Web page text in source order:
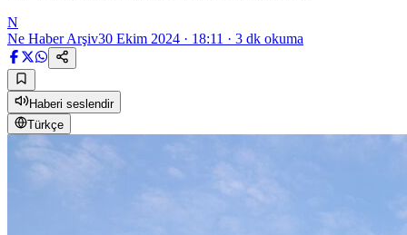
N
Ne Haber Arşiv30 Ekim 2024 · 18:11 · 3 dk okuma
Haberi seslendir
Türkçe